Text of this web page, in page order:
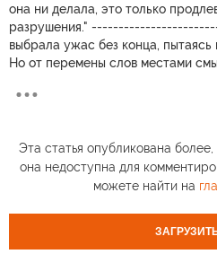
она ни делала, это только
разрушения."
выбрала ужас без конца, пытаясь
Но от перемены слов местами
Эта статья опубликована более,
она недоступна для
можете найти на